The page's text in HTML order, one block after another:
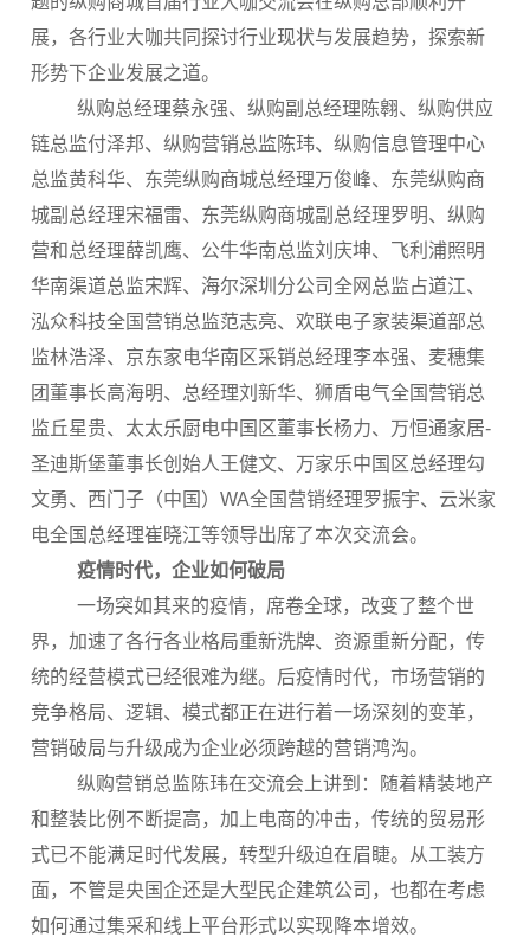
展，各行业大咖共同探讨行业现状与发展趋势，探索新
形势下企业发展之道。
纵购总经理蔡永强、纵购副总经理陈翱、纵购供应
链总监付泽邦、纵购营销总监陈玮、纵购信息管理中心
总监黄科华、东莞纵购商城总经理万俊峰、东莞纵购商
城副总经理宋福雷、东莞纵购商城副总经理罗明、纵购
营和总经理薛凯鹰、公牛华南总监刘庆坤、飞利浦照明
华南渠道总监宋辉、海尔深圳分公司全网总监占道江、
泓众科技全国营销总监范志亮、欢联电子家装渠道部总
监林浩泽、京东家电华南区采销总经理李本强、麦穗集
团董事长高海明、总经理刘新华、狮盾电气全国营销总
监丘星贵、太太乐厨电中国区董事长杨力、万恒通家居-
圣迪斯堡董事长创始人王健文、万家乐中国区总经理勾
文勇、西门子（中国）WA全国营销经理罗振宇、云米家
电全国总经理崔晓江等领导出席了本次交流会。
疫情时代，企业如何破局
一场突如其来的疫情，席卷全球，改变了整个世
界，加速了各行各业格局重新洗牌、资源重新分配，传
统的经营模式已经很难为继。后疫情时代，市场营销的
竞争格局、逻辑、模式都正在进行着一场深刻的变革，
营销破局与升级成为企业必须跨越的营销鸿沟。
纵购营销总监陈玮在交流会上讲到：随着精装地产
和整装比例不断提高，加上电商的冲击，传统的贸易形
式已不能满足时代发展，转型升级迫在眉睫。从工装方
面，不管是央国企还是大型民企建筑公司，也都在考虑
如何通过集采和线上平台形式以实现降本增效。